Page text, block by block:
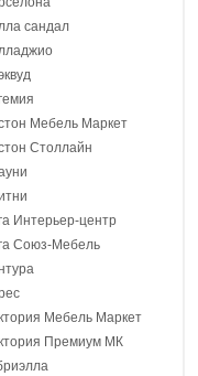
сандал
Мебель Маркет
Столлайн
Интерьер-центр
Союз-Мебель
Мебель Маркет
Премиум МК